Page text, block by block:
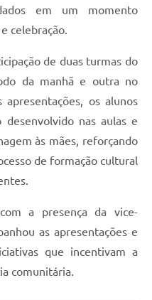
em um momento
celebração.
de duas turmas do
da manhã e outra no
os alunos
nas aulas e
às mães, reforçando
de formação cultural
a presença da vice-
as apresentações e
que incentivam a
comunitária.